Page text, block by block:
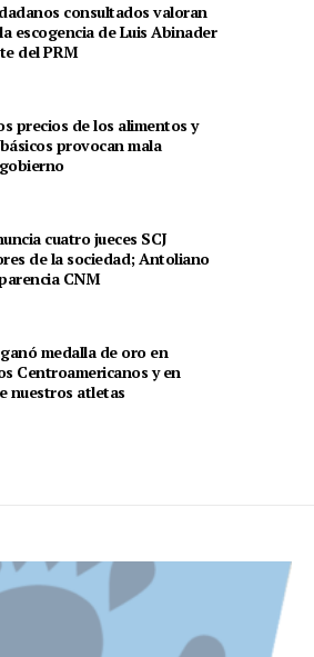
consultados valoran
escogencia de Luis Abinader
del PRM
precios de los alimentos y
provocan mala
cuatro jueces SCJ
de la sociedad; Antoliano
CNM
medalla de oro en
Centroamericanos y en
nuestros atletas